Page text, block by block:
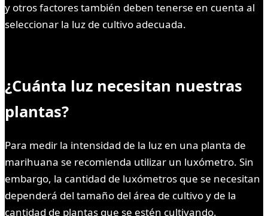
y otros factores también deben tenerse en cuenta al
seleccionar la luz de cultivo adecuada.
¿Cuánta luz necesitan nuestras
plantas?
Para medir la intensidad de la luz en una planta de
marihuana se recomienda utilizar un luxómetro. Sin
embargo, la cantidad de luxómetros que se necesitan
dependerá del tamaño del área de cultivo y de la
cantidad de plantas que se estén cultivando.